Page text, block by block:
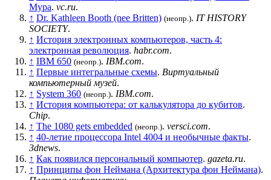
Мура. vc.ru.
↑ Dr. Kathleen Booth (nee Britten) (неопр.). IT HISTORY
SOCIETY.
↑ История электронных компьютеров, часть 4:
электронная революция. habr.com.
↑ IBM 650 (неопр.). IBM.com.
↑ Первые интегральные схемы. Виртуальный
компьютерный музей.
↑ System 360 (неопр.). IBM.com.
↑ История компьютера: от калькулятора до кубитов.
Chip.
↑ The 1080 gets embedded (неопр.). versci.com.
↑ 40-летие процессора Intel 4004 и необычные факты.
3dnews.
↑ Как появился персональный компьютер. gazeta.ru.
↑ Принципы фон Неймана (Архитектура фон Неймана).